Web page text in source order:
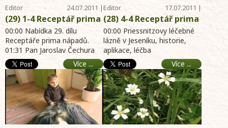
Editor
Telereceptáře
24.07.2011 |
11:24
(29) 1-4 Receptář prima
nápadů online - Vlastnit
rybník - Bez a bezinky -
Rybí návnada - Vydra na
Třeboňsku - Vítězové
soutěží - internet
archiv hobby magazín
24.7.2011 - zahrada,
dům, byt, chalupa
00:00 Nabídka 29. dílu
Receptáře prima nápadů.
01:31 Pan Jaroslav Čechura
spolumajitel rybníka v
Západních Čechách. Rozhovo
...
Více ...
Editor
Telereceptáře
17.07.2011 |
13:15
(28) 4-4 Receptář prima
nápadů online -
Priessnitzovy lázně -
Bazalka - Příště uvidíte
- internet archiv hobby
magazín 17.7.2011 -
zahrada, dům, byt,
chalupa
00:00 Priessnitzovy léčebné
lázně v Jeseníku, historie,
aplikace, léčba
psychosomatických
onemocnění. Křečové žíly,
oto ...
Více ...